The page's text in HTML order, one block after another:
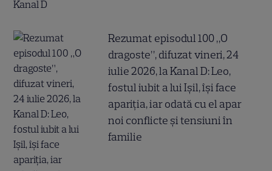
Rezumat episodul 100 „O
dragoste”, difuzat vineri, 24
iulie 2026, la Kanal D: Leo,
fostul iubit a lui Ișil, își face
apariția, iar odată cu el apar
noi conflicte și tensiuni în
familie